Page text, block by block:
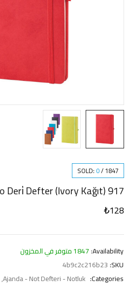
SOLD: 0/1847
917 Kırmızı 13 x 21 Termo Deri̇ Defter (Ivory Kağıt)
₺128
Availability: 1847 متوفر في المخزون
SKU:
4b9c2c216b23
Categories:
Ajanda - Not Defteri - Notluk
,